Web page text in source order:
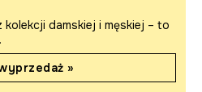
damskiej i męskiej – to
»